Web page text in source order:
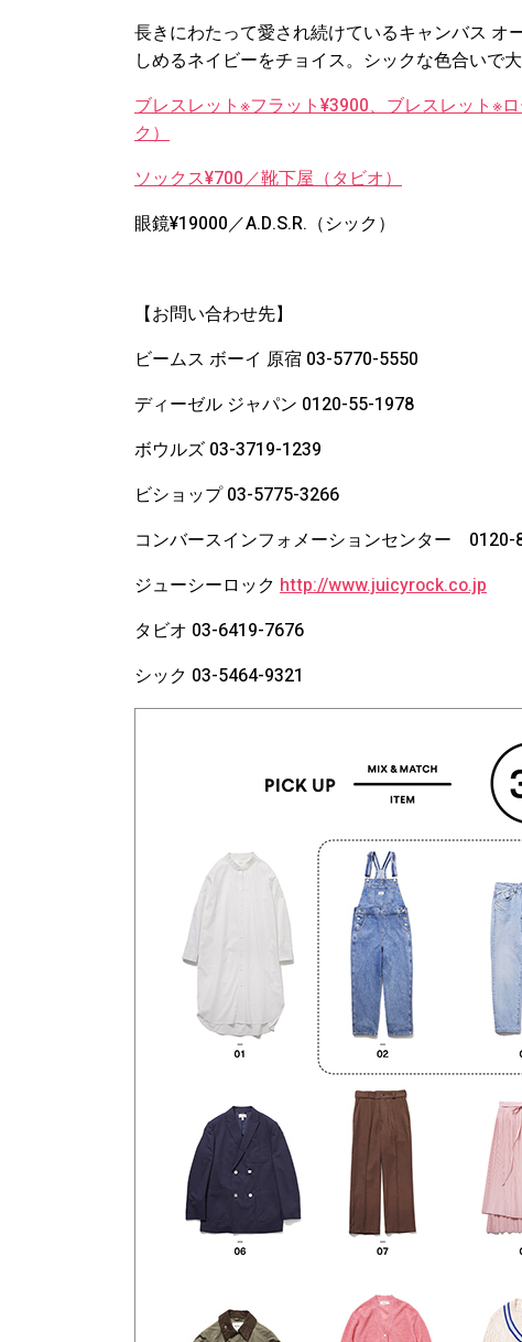
長きにわたって愛され続けているキャンバス
しめるネイビーをチョイス。シックな色合いで
ブレスレット※フラット¥3900、ブレスレット※
ク）
ソックス¥700／靴下屋（タビオ）
眼鏡¥19000／A.D.S.R.（シック）
【お問い合わせ先】
ビームス ボーイ 原宿 03-5770-5550
ディーゼル ジャパン 0120-55-1978
ボウルズ 03-3719-1239
ビショップ 03-5775-3266
コンバースインフォメーションセンター 0120-
ジューシーロック http://www.juicyrock.co.jp
タビオ 03-6419-7676
シック 03-5464-9321